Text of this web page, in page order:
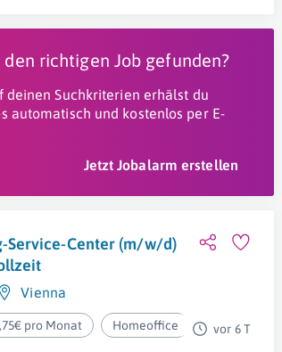
richtigen Job gefunden?
deinen Suchkriterien erhälst du
automatisch und kostenlos per E-
Jetzt Jobalarm erstellen
Service-Center (m/w/d)
Vienna
pro Monat Homeoffice vor 6 T